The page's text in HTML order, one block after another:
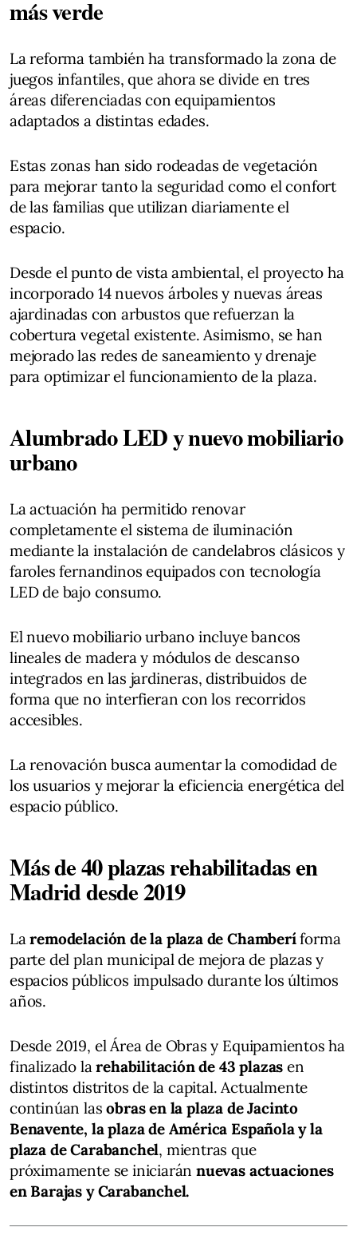
más verde
La reforma también ha transformado la zona de
juegos infantiles, que ahora se divide en tres
áreas diferenciadas con equipamientos
adaptados a distintas edades.
Estas zonas han sido rodeadas de vegetación
para mejorar tanto la seguridad como el confort
de las familias que utilizan diariamente el
espacio.
Desde el punto de vista ambiental, el proyecto ha
incorporado 14 nuevos árboles y nuevas áreas
ajardinadas con arbustos que refuerzan la
cobertura vegetal existente. Asimismo, se han
mejorado las redes de saneamiento y drenaje
para optimizar el funcionamiento de la plaza.
Alumbrado LED y nuevo mobiliario
urbano
La actuación ha permitido renovar
completamente el sistema de iluminación
mediante la instalación de candelabros clásicos y
faroles fernandinos equipados con tecnología
LED de bajo consumo.
El nuevo mobiliario urbano incluye bancos
lineales de madera y módulos de descanso
integrados en las jardineras, distribuidos de
forma que no interfieran con los recorridos
accesibles.
La renovación busca aumentar la comodidad de
los usuarios y mejorar la eficiencia energética del
espacio público.
Más de 40 plazas rehabilitadas en
Madrid desde 2019
Laremodelación de la plaza de Chamberíforma
parte del plan municipal de mejora de plazas y
espacios públicos impulsado durante los últimos
años.
Desde 2019, el Área de Obras y Equipamientos ha
finalizado larehabilitación de 43 plazas en
distintos distritos de la capital. Actualmente
continúan lasobras en la plaza de Jacinto
Benavente, la plaza de América Española y la
plaza de Carabanchel, mientras que
próximamente se iniciaránnuevas actuaciones
en Barajas y Carabanchel.